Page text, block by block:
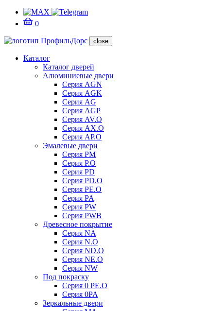
0
close
Каталог
Каталог дверей
Алюминиевые двери
Серия AGN
Серия AGK
Серия AG
Серия AGP
Серия AV.O
Серия AX.O
Серия AP.O
Эмалевые двери
Серия PM
Серия P.O
Серия PD
Серия PD.O
Серия PE.O
Серия PA
Серия PW
Серия PWB
Древесное покрытие
Серия NA
Серия N.O
Серия ND.O
Серия NE.O
Серия NW
Под покраску
Серия 0 PE.O
Серия 0PA
Зеркальные двери